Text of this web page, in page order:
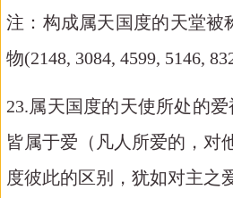
注：构成属天国度的天堂被
物(2148, 3084, 4599, 5146,
23.属天国度的天使所处的
皆属于爱（凡人所爱的，对
度彼此的区别，犹如对主之